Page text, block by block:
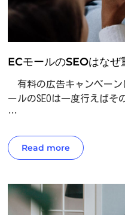
ECモールのSEOはなぜ
有料の広告キャンペーン
ールのSEOは一度行えばそ
…
Read more